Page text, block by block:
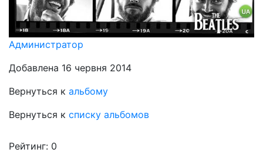
Администратор
Добавлена 16 червня 2014
Вернуться к альбому
Вернуться к списку альбомов
Рейтинг: 0